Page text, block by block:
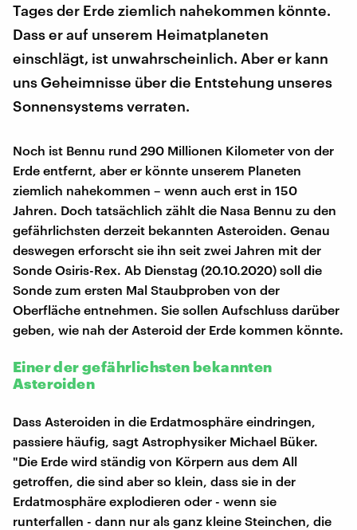
Tages der Erde ziemlich nahekommen könnte.
Dass er auf unserem Heimatplaneten
einschlägt, ist unwahrscheinlich. Aber er kann
uns Geheimnisse über die Entstehung unseres
Sonnensystems verraten.
Noch ist Bennu rund 290 Millionen Kilometer von der
Erde entfernt, aber er könnte unserem Planeten
ziemlich nahekommen – wenn auch erst in 150
Jahren. Doch tatsächlich zählt die Nasa Bennu zu den
gefährlichsten derzeit bekannten Asteroiden. Genau
deswegen erforscht sie ihn seit zwei Jahren mit der
Sonde Osiris-Rex. Ab Dienstag (20.10.2020) soll die
Sonde zum ersten Mal Staubproben von der
Oberfläche entnehmen. Sie sollen Aufschluss darüber
geben, wie nah der Asteroid der Erde kommen könnte.
Einer der gefährlichsten bekannten
Asteroiden
Dass Asteroiden in die Erdatmosphäre eindringen,
passiere häufig, sagt Astrophysiker Michael Büker.
"Die Erde wird ständig von Körpern aus dem All
getroffen, die sind aber so klein, dass sie in der
Erdatmosphäre explodieren oder - wenn sie
runterfallen - dann nur als ganz kleine Steinchen, die